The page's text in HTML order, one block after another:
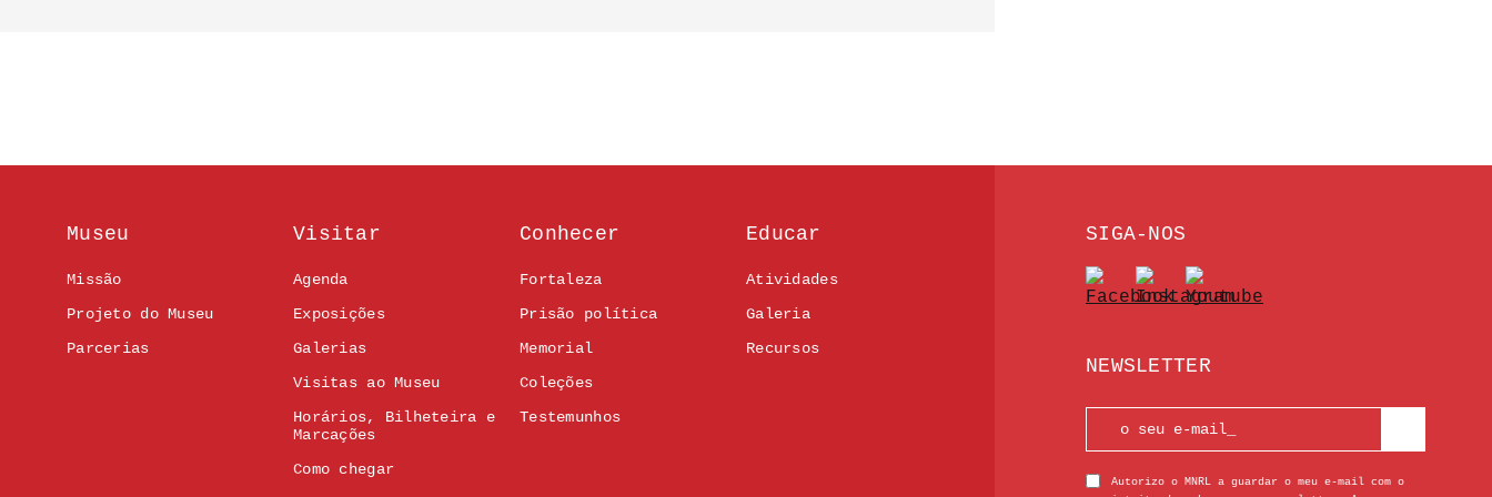
Museu
Missão
Projeto do Museu
Parcerias
Visitar
Agenda
Exposições
Galerias
Visitas ao Museu
Horários, Bilheteira e
Marcações
Como chegar
Conhecer
Fortaleza
Prisão política
Memorial
Coleções
Testemunhos
Educar
Atividades
Galeria
Recursos
SIGA-NOS
NEWSLETTER
Autorizo o MNRL a guardar o meu e-mail com o